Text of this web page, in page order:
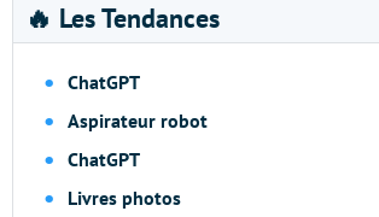
🔥 Les Tendances
ChatGPT
Aspirateur robot
ChatGPT
Livres photos